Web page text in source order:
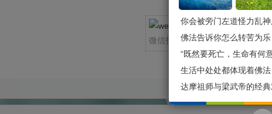
我的微信
微信扫一扫
你会被旁门左道怪力乱
佛法告诉你怎么转苦为乐
生活中处处都体现着佛法
达摩祖师与梁武帝的经